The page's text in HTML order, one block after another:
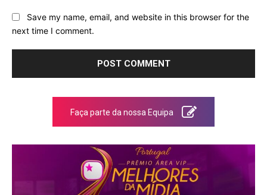
Save my name, email, and website in this browser for the
next time I comment.
Faça parte da nossa Equipa